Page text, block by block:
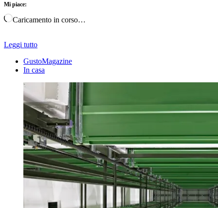
Mi piace:
Caricamento in corso…
Leggi tutto
GustoMagazine
In casa